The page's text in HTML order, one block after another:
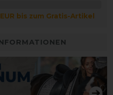
bis zum Gratis-Artikel